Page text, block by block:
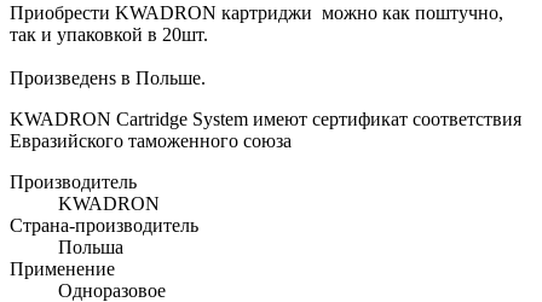
Приобрести KWADRON картриджи можно как поштучно,
так и упаковкой в 20шт.
Произведенs в Польше.
KWADRON Cartridge System имеют сертификат соответствия
Евразийского таможенного союза
Производитель
KWADRON
Страна-производитель
Польша
Применение
Одноразовое